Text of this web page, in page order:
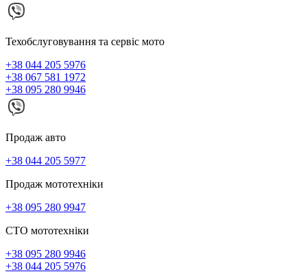
Техобслуговування та сервіс мото
+38 044 205 5976
+38 067 581 1972
+38 095 280 9946
Продаж авто
+38 044 205 5977
Продаж мототехніки
+38 095 280 9947
СТО мототехніки
+38 095 280 9946
+38 044 205 5976